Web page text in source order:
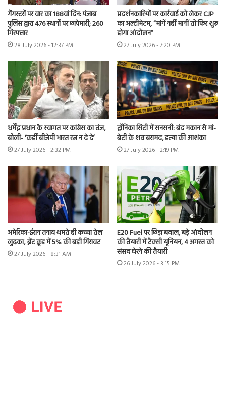
गैंगस्टरों पर वार का 188वां दिन: पंजाब
पुलिस द्वारा 476 स्थानों पर छापेमारी; 260
गिरफ्तार
28 July 2026 - 12:37 PM
प्रदर्शनकारियों पर कार्रवाई को लेकर CJP
का अल्टीमेटम, “मांगें नहीं मानीं तो फिर शुरू
होगा आंदोलन”
27 July 2026 - 7:20 PM
धर्मेंद्र प्रधान के स्वागत पर कांग्रेस का तंज,
बोली- ‘कहीं बीजेपी भारत रत्न न दे दे’
27 July 2026 - 2:32 PM
ट्रॉनिका सिटी में सनसनी: बंद मकान से मां-
बेटी के शव बरामद, हत्या की आशंका
27 July 2026 - 2:19 PM
अमेरिका-ईरान तनाव थमते ही कच्चा तेल
लुढ़का, ब्रेंट क्रूड में 5% की बड़ी गिरावट
27 July 2026 - 8:31 AM
E20 Fuel पर छिड़ा बवाल, बड़े आंदोलन
की तैयारी में टैक्सी यूनियन, 4 अगस्त को
संसद घेरने की तैयारी
26 July 2026 - 3:15 PM